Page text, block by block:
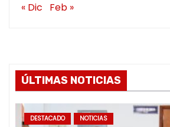
« Dic Feb »
ÚLTIMAS NOTICIAS
DESTACADO NOTICIAS